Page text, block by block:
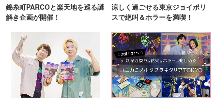
錦糸町PARCOと楽天地を巡る謎
解き企画が開催！
涼しく過ごせる東京ジョイポリ
スで絶叫＆ホラーを満喫！